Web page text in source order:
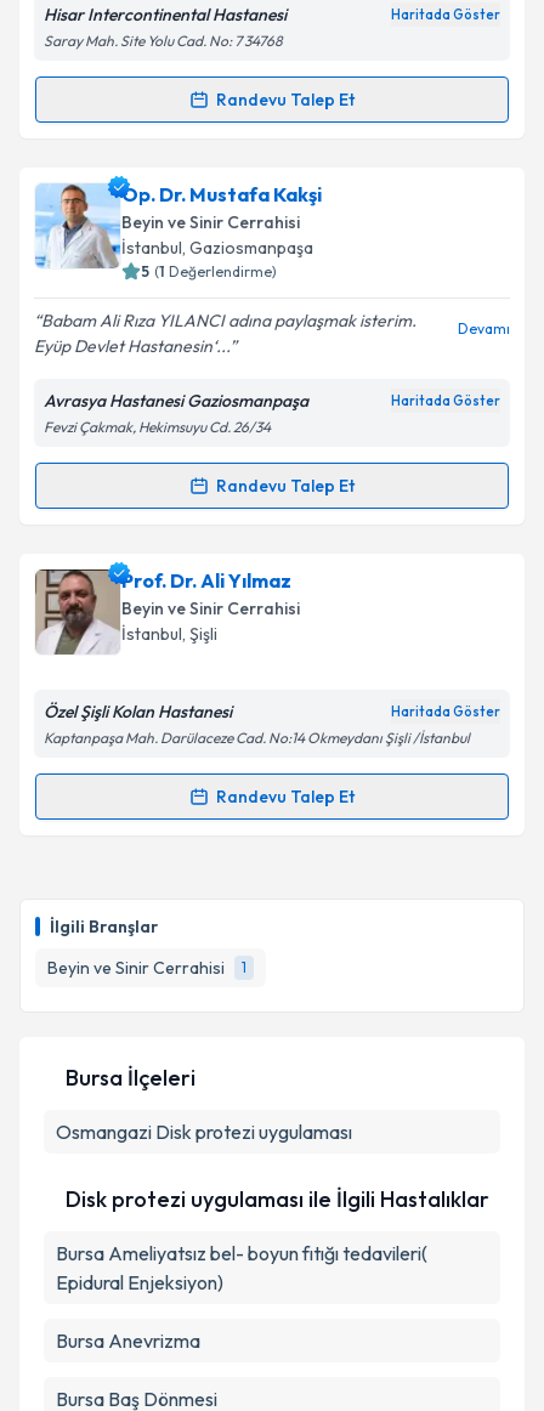
İlgili Branşlar
Beyin ve Sinir Cerrahisi
1
Kişisel verilerimin işlenmesine ilişkin
Metni'ni okudum ve kişisel verilerimin belirtilen
kapsamda işlenmesini kabul ediyorum.
Hisar Intercontinental Hastanesi Haritada Göster
Saray Mah. Site Yolu Cad. No: 7 34768
Randevu Talep Et
Randevu Takvimi Talebi
Op. Dr. Ertuğrul Pınariçin randevu takvimi talebi
oluşturun. Size bu uzmandan randevu almanız için bir
takvim hazırlandığında e-posta ile bilgilendireceğiz.
Kişisel verilerimin işlenmesine ilişkin
Aydınlatma
Metni'ni okudum ve kişisel verilerimin belirtilen
kapsamda işlenmesini kabul ediyorum.
Op. Dr. Mustafa Kakşi
Beyin ve Sinir Cerrahisi
İstanbul, Gaziosmanpaşa
5 (1 Değerlendirme)
Babam Ali Rıza YILANCI adına paylaşmak isterim.
Eyüp Devlet Hastanesin‘...
Devamı
Avrasya Hastanesi Gaziosmanpaşa Haritada Göster
Fevzi Çakmak, Hekimsuyu Cd. 26/34
Randevu Talep Et
Randevu Takvimi Talebi
Op. Dr. Mustafa Kakşiiçin randevu takvimi talebi
oluşturun. Size bu uzmandan randevu almanız için bir
takvim hazırlandığında e-posta ile bilgilendireceğiz.
Kişisel verilerimin işlenmesine ilişkin
Metni'ni okudum ve kişisel verilerimin belirtilen
Prof. Dr. Ali Yılmaz
Beyin ve Sinir Cerrahisi
İstanbul, Şişli
Özel Şişli Kolan Hastanesi Haritada Göster
Kaptanpaşa Mah. Darülaceze Cad. No:14 Okmeydanı Şişli /İstanbul
Randevu Talep Et
Randevu Takvimi Talebi
takvim hazırlandığında e-posta ile bilgilendireceğiz.
Metni'ni okudum ve kişisel verilerimin belirtilen
Bursa İlçeleri
Osmangazi Disk protezi uygulaması
Disk protezi uygulaması ile İlgili Hastalıklar
Bursa Ameliyatsız bel- boyun fıtığı tedavileri(
Epidural Enjeksiyon)
Bursa Anevrizma
Bursa Baş Dönmesi